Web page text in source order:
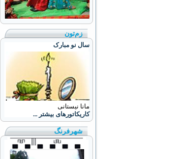
زم‌تون
سال نو مبارک
مانا نیستانی
کاریکاتورهای بیشتر ...
شهرفرنگ